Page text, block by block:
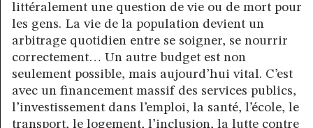
littéralement une question de vie ou de mort pour
les gens. La vie de la population devient un
arbitrage quotidien entre se soigner, se nourrir
correctement… Un autre budget est non
seulement possible, mais aujourd’hui vital. C’est
avec un financement massif des services publics,
l’investissement dans l’emploi, la santé, l’école, le
transport, le logement, l’inclusion, la lutte contre